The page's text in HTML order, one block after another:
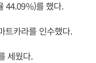
44.09%)를 했다.
트카라를 인수했다.
세웠다.